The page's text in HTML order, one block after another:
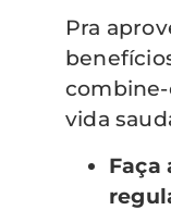
Pra
vida
Faça